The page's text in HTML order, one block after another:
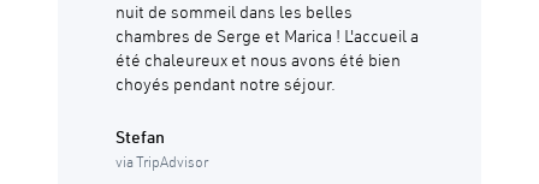
nuit de sommeil dans les belles
chambres de Serge et Marica ! L'accueil a
été chaleureux et nous avons été bien
choyés pendant notre séjour.
Stefan
via TripAdvisor